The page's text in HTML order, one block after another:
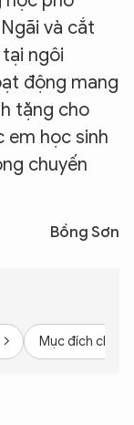
và cắt
ngôi
động mang
tặng cho
em học sinh
chuyến
Bồng Sơn
Mục đích chính